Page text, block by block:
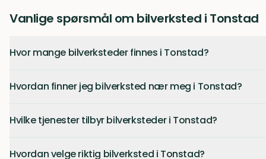
Vanlige spørsmål om bilverksted i Tonstad
Hvor mange bilverksteder finnes i Tonstad?
Hvordan finner jeg bilverksted nær meg i Tonstad?
Hvilke tjenester tilbyr bilverksteder i Tonstad?
Hvordan velge riktig bilverksted i Tonstad?